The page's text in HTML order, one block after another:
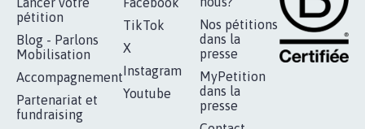
RÉUSSIR VOTRE
MOBILISATION
ESPACE PRESSE